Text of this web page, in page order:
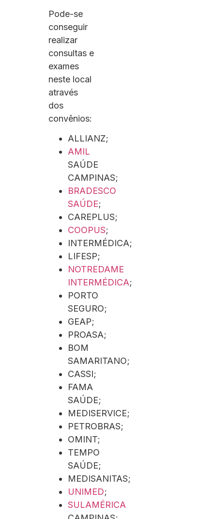
Pode-se
conseguir
realizar
consultas e
exames
neste local
através
dos
convênios:
ALLIANZ;
AMIL
SAÚDE
CAMPINAS;
BRADESCO
SAÚDE;
CAREPLUS;
COOPUS;
INTERMÉDICA;
LIFESP;
NOTREDAME
INTERMÉDICA;
PORTO
SEGURO;
GEAP;
PROASA;
BOM
SAMARITANO;
CASSI;
FAMA
SAÚDE;
MEDISERVICE;
PETROBRAS;
OMINT;
TEMPO
SAÚDE;
MEDISANITAS;
UNIMED;
SULAMÉRICA